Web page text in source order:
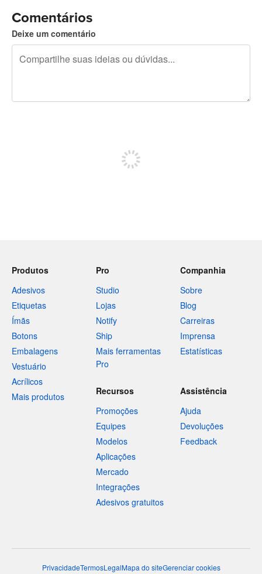
Comentários
Deixe um comentário
Produtos
Adesivos
Etiquetas
Ímãs
Botons
Embalagens
Vestuário
Acrílicos
Mais produtos
Pro
Studio
Lojas
Notify
Ship
Mais ferramentas
Pro
Companhia
Sobre
Blog
Carreiras
Imprensa
Estatísticas
Recursos
Promoções
Equipes
Modelos
Aplicações
Mercado
Integrações
Adesivos gratuitos
Assistência
Ajuda
Devoluções
Feedback
PrivacidadeTermosLegalMapa do siteGerenciar cookies